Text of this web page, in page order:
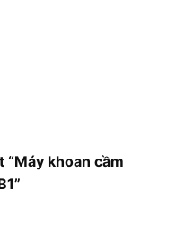
“Máy khoan cầm